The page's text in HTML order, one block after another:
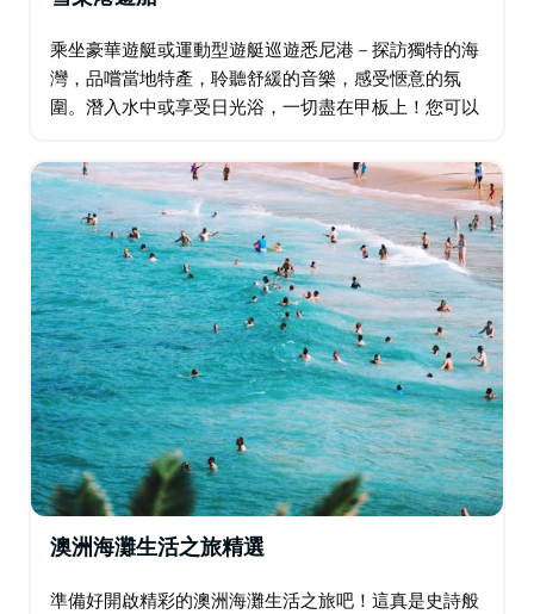
乘坐豪華遊艇或運動型遊艇巡遊悉尼港－探訪獨特的海
灣，品嚐當地特產，聆聽舒緩的音樂，感受愜意的氛
圍。潛入水中或享受日光浴，一切盡在甲板上！您可以
您準備的美味佳餚正等著您。如果幸運的話…
澳洲海灘生活之旅精選
準備好開啟精彩的澳洲海灘生活之旅吧！這真是史詩般